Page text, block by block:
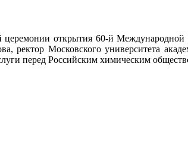
церемонии открытия 60-й
ректор Московского университета
перед Российским химическим